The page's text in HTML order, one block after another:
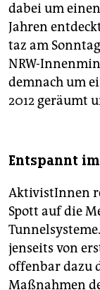
dabei um
Jahren
taz am
NRW-
demnach um
2012 geräumt
Entspannt
AktivistInnen
Spott auf die
jenseits von
offenbar dazu
Maßnahmen